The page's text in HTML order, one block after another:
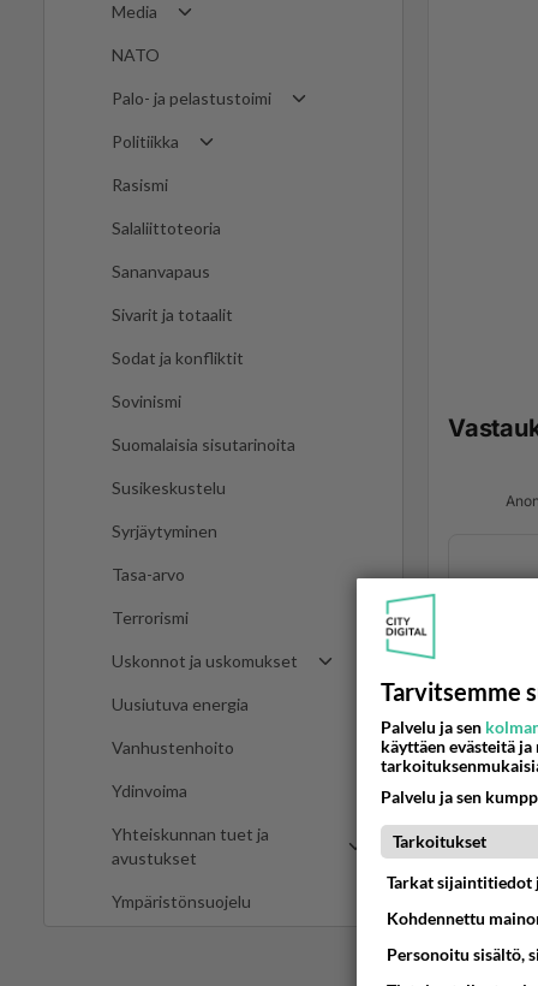
Media
NATO
Palo- ja pelastustoimi
Politiikka
Rasismi
Salaliittoteoria
Sananvapaus
Sivarit ja totaalit
Sodat ja konfliktit
Sovinismi
Suomalaisia sisutarinoita
Susikeskustelu
Syrjäytyminen
Tasa-arvo
Terrorismi
Uskonnot ja uskomukset
Uusiutuva energia
Vanhustenhoito
Ydinvoima
Yhteiskunnan tuet ja
avustukset
Ympäristönsuojelu
Olen
mutta
mitä
Tarvitsemme
Palvelu ja sen
käyttäen evästeitä
Palvelu ja sen
Tarkoitukset
Tarkat sijaintitiedot
Kohdennettu
Personoitu sisältö,